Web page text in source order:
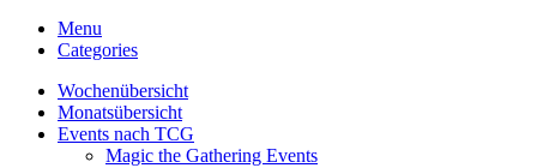
Menu
Categories
Wochenübersicht
Monatsübersicht
Events nach TCG
Magic the Gathering Events